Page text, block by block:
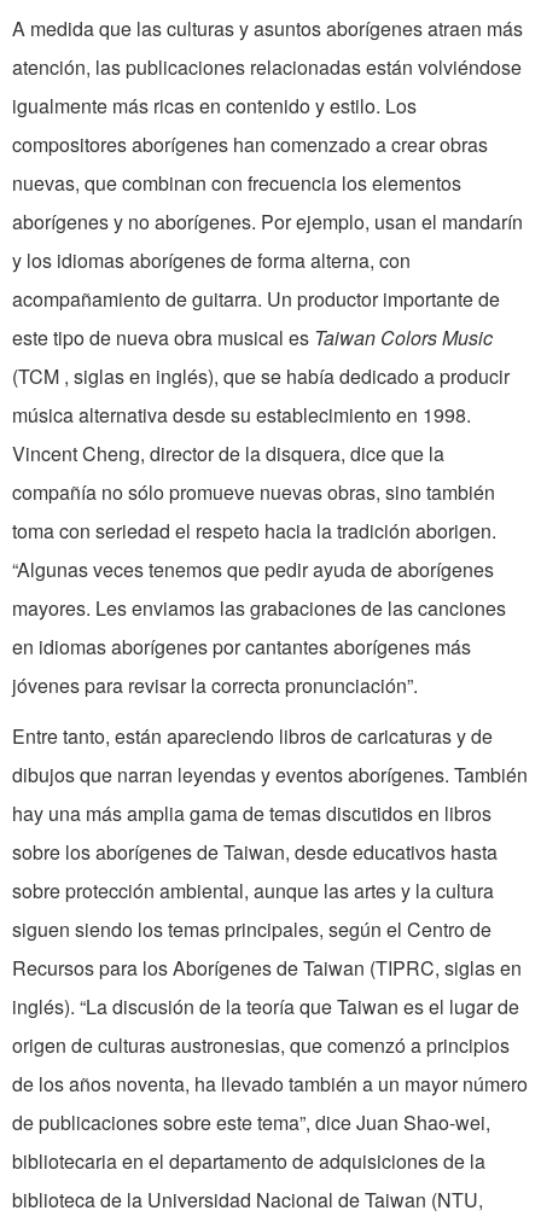
A medida que las culturas y asuntos aborígenes atraen más
atención, las publicaciones relacionadas están volviéndose
igualmente más ricas en contenido y estilo. Los
compositores aborígenes han comenzado a crear obras
nuevas, que combinan con frecuencia los elementos
aborígenes y no aborígenes. Por ejemplo, usan el mandarín
y los idiomas aborígenes de forma alterna, con
acompañamiento de guitarra. Un productor importante de
este tipo de nueva obra musical es Taiwan Colors Music
(TCM , siglas en inglés), que se había dedicado a producir
música alternativa desde su establecimiento en 1998.
Vincent Cheng, director de la disquera, dice que la
compañía no sólo promueve nuevas obras, sino también
toma con seriedad el respeto hacia la tradición aborigen.
“Algunas veces tenemos que pedir ayuda de aborígenes
mayores. Les enviamos las grabaciones de las canciones
en idiomas aborígenes por cantantes aborígenes más
jóvenes para revisar la correcta pronunciación”.
Entre tanto, están apareciendo libros de caricaturas y de
dibujos que narran leyendas y eventos aborígenes. También
hay una más amplia gama de temas discutidos en libros
sobre los aborígenes de Taiwan, desde educativos hasta
sobre protección ambiental, aunque las artes y la cultura
siguen siendo los temas principales, según el Centro de
Recursos para los Aborígenes de Taiwan (TIPRC, siglas en
inglés). “La discusión de la teoría que Taiwan es el lugar de
origen de culturas austronesias, que comenzó a principios
de los años noventa, ha llevado también a un mayor número
de publicaciones sobre este tema”, dice Juan Shao-wei,
bibliotecaria en el departamento de adquisiciones de la
biblioteca de la Universidad Nacional de Taiwan (NTU,